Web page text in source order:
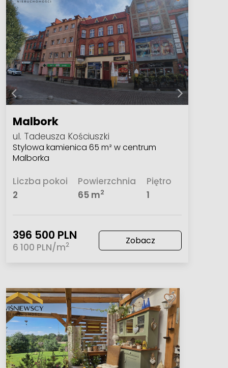
Malbork
ul. Tadeusza Kościuszki
Stylowa kamienica 65 m² w centrum
Malborka
Liczba pokoi
2
Powierzchnia
65 m2
Piętro
1
396 500 PLN
6 100 PLN/m2 Zobacz